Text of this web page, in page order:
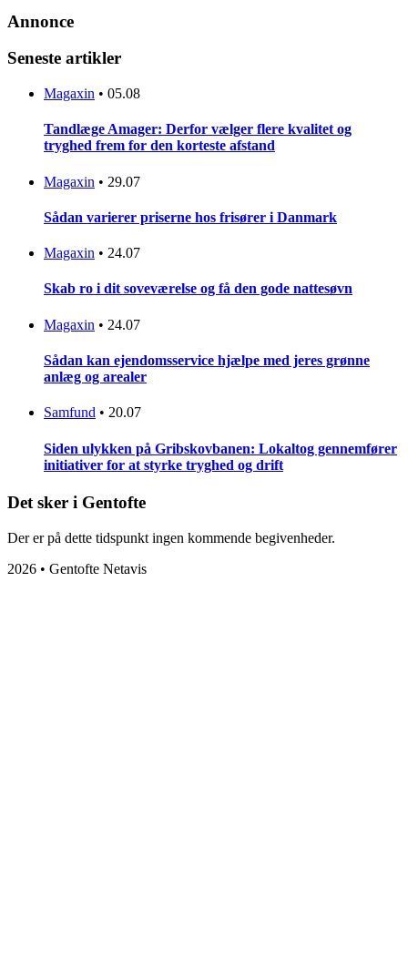
Annonce
Seneste artikler
Magaxin • 05.08
Tandlæge Amager: Derfor vælger flere kvalitet og
tryghed frem for den korteste afstand
Magaxin • 29.07
Sådan varierer priserne hos frisører i Danmark
Magaxin • 24.07
Skab ro i dit soveværelse og få den gode nattesøvn
Magaxin • 24.07
Sådan kan ejendomsservice hjælpe med jeres grønne
anlæg og arealer
Samfund • 20.07
Siden ulykken på Gribskovbanen: Lokaltog gennemfører
initiativer for at styrke tryghed og drift
Det sker i Gentofte
Der er på dette tidspunkt ingen kommende begivenheder.
2026 • Gentofte Netavis